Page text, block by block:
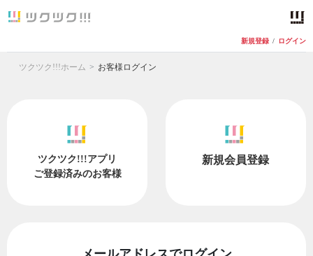
新規登録 / ログイン
ツクツク!!!ホーム お客様ログイン
ツクツク!!!アプリ
ご登録済みのお客様
新規会員登録